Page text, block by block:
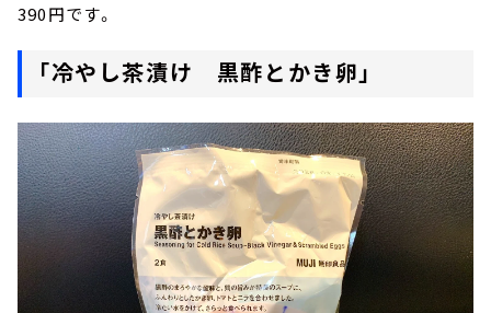
390円です。
「冷やし茶漬け 黒酢とかき卵」